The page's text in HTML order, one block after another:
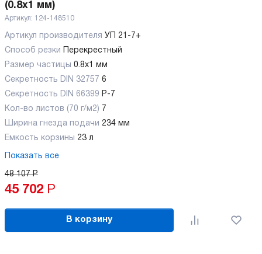
(0.8x1 мм)
Артикул: 124-148510
Артикул производителя УП 21-7+
Способ резки
Перекрестный
Размер частицы 0.8x1 мм
Секретность DIN 32757 6
Секретность DIN 66399 P-7
Кол-во листов (70 г/м2) 7
Ширина гнезда подачи 234 мм
Емкость корзины 23 л
Показать все
48 107 Р
45 702 Р
В корзину